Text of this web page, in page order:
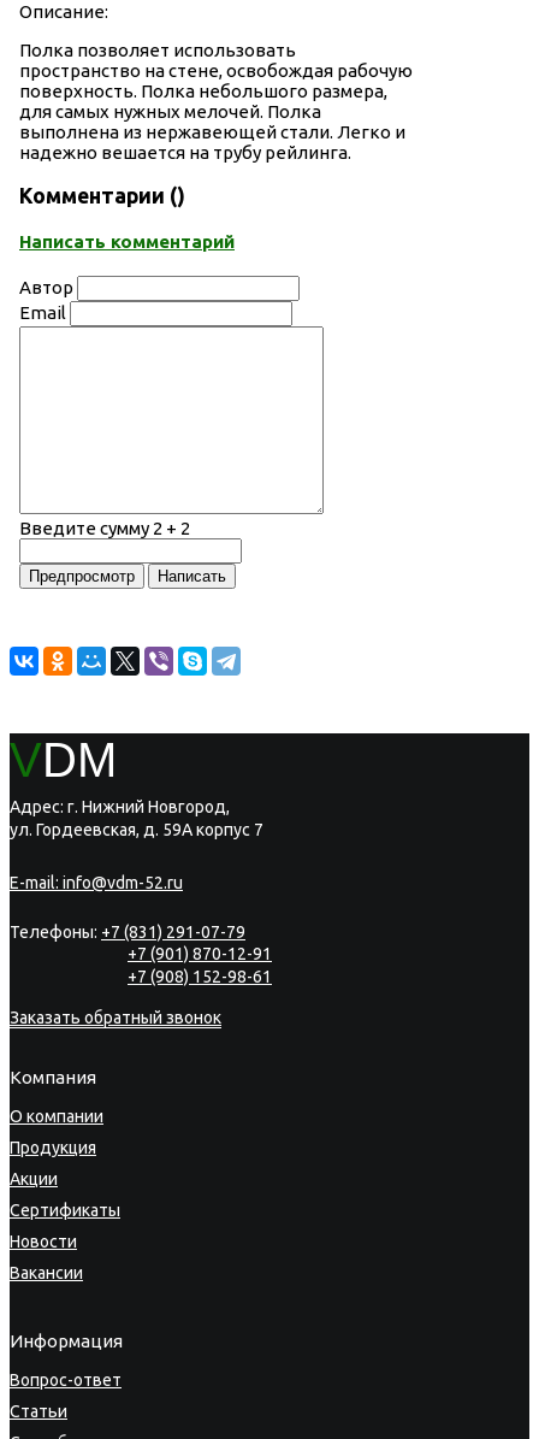
Описание:
Полка позволяет использовать
пространство на стене, освобождая рабочую
поверхность. Полка небольшого размера,
для самых нужных мелочей. Полка
выполнена из нержавеющей стали. Легко и
надежно вешается на трубу рейлинга.
Комментарии ()
Написать комментарий
Автор
Email
Введите сумму 2 + 2
VDM
Адрес: г. Нижний Новгород,
ул. Гордеевская, д. 59А корпус 7
E-mail: info@vdm-52.ru
Телефоны: +7 (831) 291-07-79
+7 (901) 870-12-91
+7 (908) 152-98-61
Заказать обратный звонок
Компания
О компании
Продукция
Акции
Сертификаты
Новости
Вакансии
Информация
Вопрос-ответ
Статьи